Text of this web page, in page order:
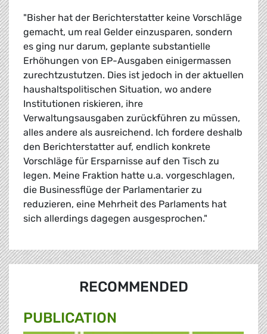
"Bisher hat der Berichterstatter keine Vorschläge
gemacht, um real Gelder einzusparen, sondern
es ging nur darum, geplante substantielle
Erhöhungen von EP-Ausgaben einigermassen
zurechtzustutzen. Dies ist jedoch in der aktuellen
haushaltspolitischen Situation, wo andere
Institutionen riskieren, ihre
Verwaltungsausgaben zurückführen zu müssen,
alles andere als ausreichend. Ich fordere deshalb
den Berichterstatter auf, endlich konkrete
Vorschläge für Ersparnisse auf den Tisch zu
legen. Meine Fraktion hatte u.a. vorgeschlagen,
die Businessflüge der Parlamentarier zu
reduzieren, eine Mehrheit des Parlaments hat
sich allerdings dagegen ausgesprochen."
RECOMMENDED
PUBLICATION